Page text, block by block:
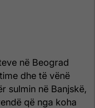
në Beograd
dhe të vënë
sulmin në Banjskë,
që nga koha